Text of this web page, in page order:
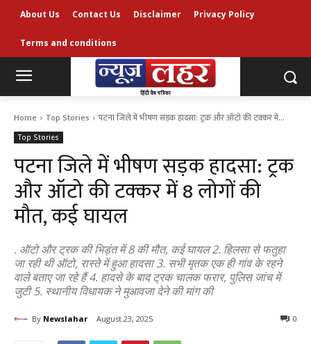
About Us Contact Us Disclaimer Privacy Policy
Terms and conditions
Home Top Stories पटना जिले में भीषण सड़क हादसा: ट्रक और ऑटो की टक्कर में...
Top Stories
पटना जिले में भीषण सड़क हादसा: ट्रक
और ऑटो की टक्कर में 8 लोगों की
मौत, कई घायल
. ऑटो और ट्रक की भिड़ंत में 8 की मौत, कई घायल 2. हिलसा से फतुहा
जा रही थी ऑटो, रास्ते में हुआ हादसा 3. सभी मृतक एक ही गांव के रहने
वाले बताए जा रहे हैं 4. हादसे के बाद ट्रक चालक फरार, पुलिस जांच में
जुटी 5. स्थानीय विधायक ने मुआवजा देने की मांग की
By Newslahar August 23, 2025 0